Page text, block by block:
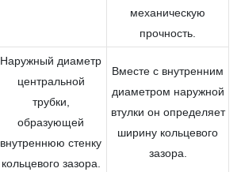
механическую
прочность.
Наружный диаметр
центральной
трубки,
образующей
внутреннюю стенку
кольцевого зазора.
Вместе с внутренним
диаметром наружной
втулки он определяет
ширину кольцевого
зазора.